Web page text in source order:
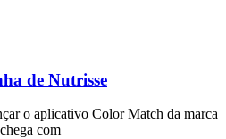
de Nutrisse
o aplicativo Color Match da marca
com